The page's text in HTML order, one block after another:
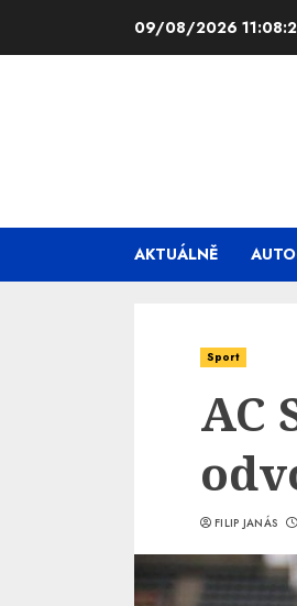
09/08/2026
AKTUÁLNĚ
Sport
AC
FILIP JANÁS